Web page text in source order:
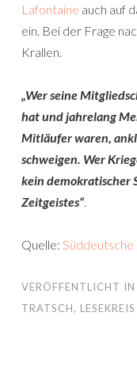
Lafontaine auch auf
ein. Bei der Frage
Krallen.
„Wer seine
hat und jahrelang
Mitläufer waren,
schweigen. Wer
kein demokratischer
Zeitgeistes“.
Quelle: Süddeutsche
VERÖFFENTLICHT IN
TRATSCH, LESEKREIS